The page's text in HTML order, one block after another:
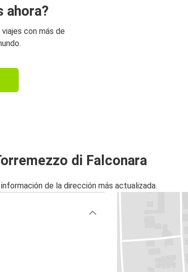
ahora?
con más de
di Falconara
de la dirección más actualizada.